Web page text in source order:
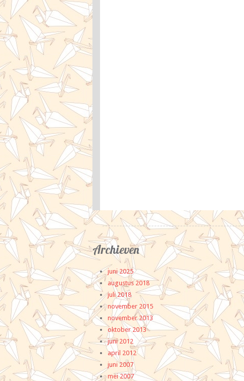
Archieven
juni 2025
augustus 2018
juli 2018
november 2015
november 2013
oktober 2013
juni 2012
april 2012
juni 2007
mei 2007